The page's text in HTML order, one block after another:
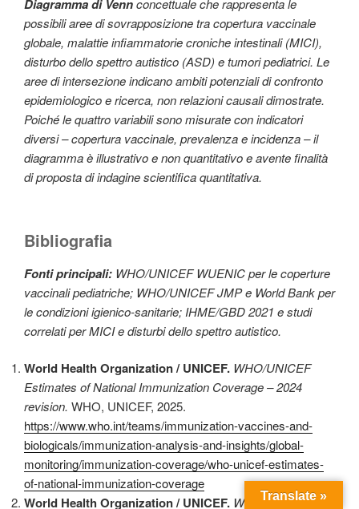
Diagramma di Vennconcettuale che rappresenta le
possibili aree di sovrapposizione tra copertura vaccinale
globale, malattie infiammatorie croniche intestinali (MICI),
disturbo dello spettro autistico (ASD) e tumori pediatrici. Le
aree di intersezione indicano ambiti potenziali di confronto
epidemiologico e ricerca, non relazioni causali dimostrate.
Poiché le quattro variabili sono misurate con indicatori
diversi – copertura vaccinale, prevalenza e incidenza – il
diagramma è illustrativo e non quantitativo e avente finalità
di proposta di indagine scientifica quantitativa.
Bibliografia
Fonti principali: WHO/UNICEF WUENIC per le coperture
vaccinali pediatriche; WHO/UNICEF JMP e World Bank per
le condizioni igienico-sanitarie; IHME/GBD 2021 e studi
correlati per MICI e disturbi dello spettro autistico.
World Health Organization / UNICEF. WHO/UNICEF
Estimates of National Immunization Coverage – 2024
revision. WHO, UNICEF, 2025.
https://www.who.int/teams/immunization-vaccines-and-
biologicals/immunization-analysis-and-insights/global-
monitoring/immunization-coverage/who-unicef-estimates-
of-national-immunization-coverage
World Health Organization / UNICEF. WHO UNICEF
Translate »